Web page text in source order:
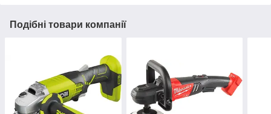
Подібні товари компанії